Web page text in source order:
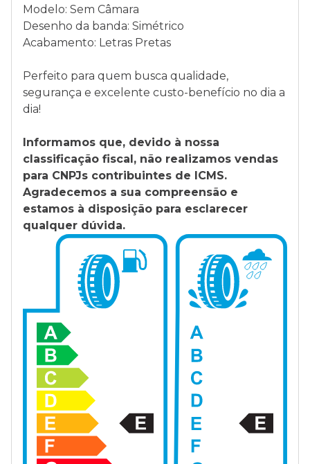
Modelo: Sem Câmara
Desenho da banda: Simétrico
Acabamento: Letras Pretas
Perfeito para quem busca qualidade,
segurança e excelente custo-benefício no dia a
dia!
Informamos que, devido à nossa
classificação fiscal, não realizamos vendas
para CNPJs contribuintes de ICMS.
Agradecemos a sua compreensão e
estamos à disposição para esclarecer
qualquer dúvida.